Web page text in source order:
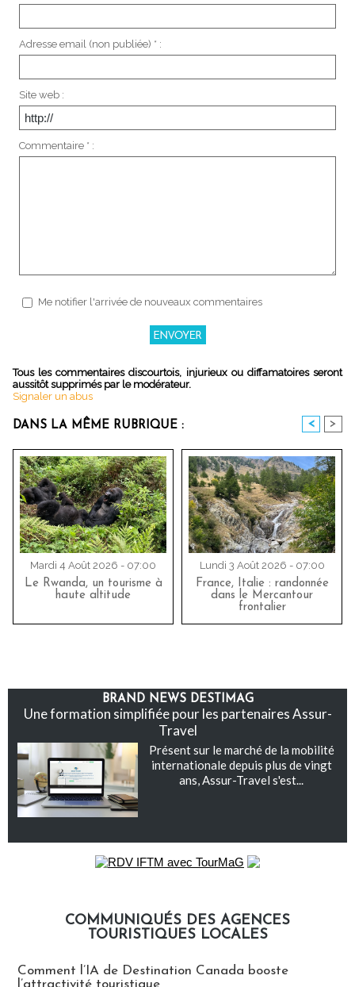
Adresse email (non publiée) * :
Site web :
Commentaire * :
Me notifier l'arrivée de nouveaux commentaires
Tous les commentaires discourtois, injurieux ou diffamatoires seront
aussitôt supprimés par le modérateur.
Signaler un abus
DANS LA MÊME RUBRIQUE : < >
Mardi 4 Août 2026 - 07:00
Le Rwanda, un tourisme à
haute altitude
Lundi 3 Août 2026 - 07:00
France, Italie : randonnée
dans le Mercantour
frontalier
BRAND NEWS DESTIMAG
Une formation simplifiée pour les partenaires Assur-
Travel
Présent sur le marché de la mobilité
internationale depuis plus de vingt
ans, Assur-Travel s'est...
COMMUNIQUÉS DES AGENCES
TOURISTIQUES LOCALES
Comment l’IA de Destination Canada booste
l’attractivité touristique